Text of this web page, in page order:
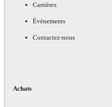
Carrières
Événements
Contactez-nous
Achats